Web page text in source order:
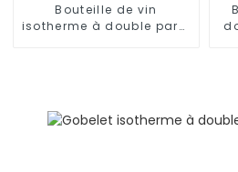
Bouteille de vin
isotherme à double paroi